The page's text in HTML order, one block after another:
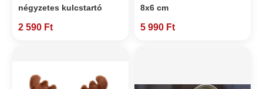
négyzetes kulcstartó
2 590 Ft
8x6 cm
5 990 Ft